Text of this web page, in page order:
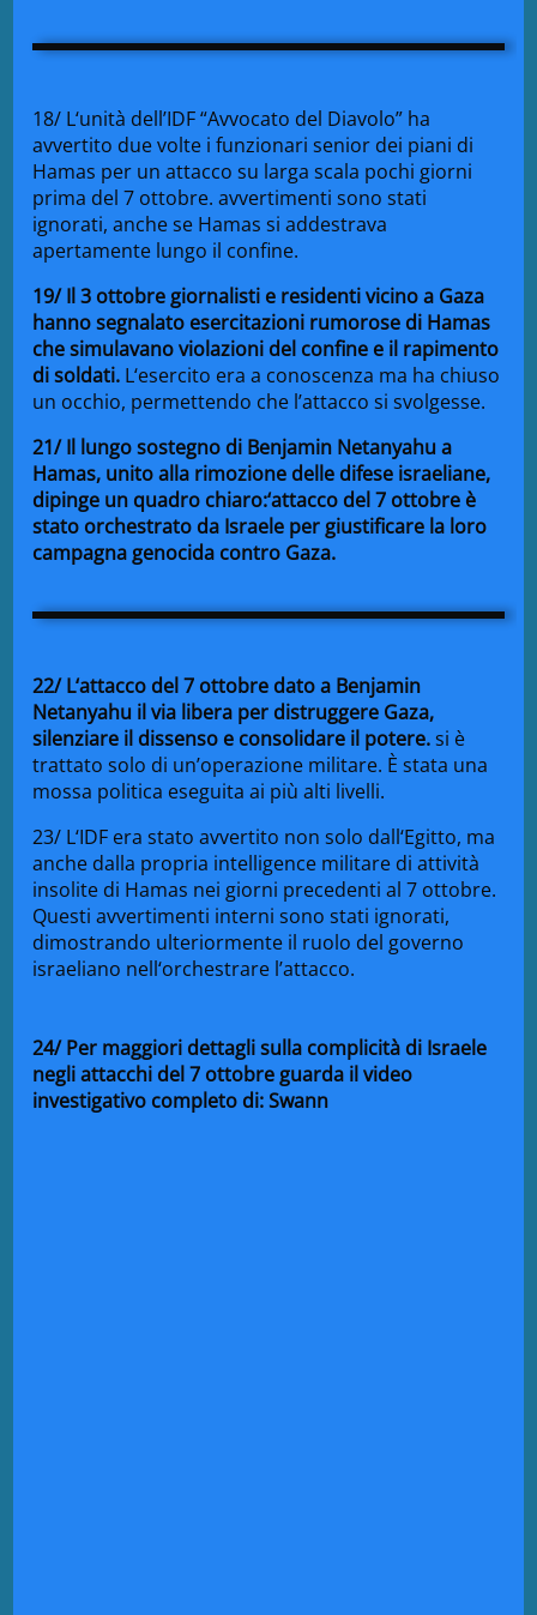
18/ L‘unità dell’IDF“Avvocato del Diavolo” ha
avvertito duevolte i funzionari senior dei piani di
Hamas per unattacco su larga scala pochi giorni
prima del7 ottobre.avvertimenti sono stati
ignorati, anche se Hamassiaddestrava
apertamente lungo il confine.
19/ Il3 ottobre giornalisti e residentivicino a Gaza
hanno segnalato esercitazioni rumorose di Hamas
chesimulavano violazioni del confine e il rapimento
disoldati. L‘esercito eraa conoscenza ma ha chiuso
un occhio, permettendo che l’attacco sisvolgesse.
21/ Il lungosostegno di Benjamin Netanyahu a
Hamas, unito alla rimozione delle difese israeliane,
dipinge un quadro chiaro:‘attacco del7 ottobre è
stato orchestrato da Israele per giustificare la loro
campagna genocida contro Gaza.
22/ L‘attacco del7 ottobre dato a Benjamin
Netanyahu il via libera per distruggere Gaza,
silenziare il dissenso e consolidare il potere.si è
trattato solo di un’operazione militare. Èstata una
mossa politica eseguita ai piùalti livelli.
23/ L‘IDF erastato avvertito non solo dall‘Egitto, ma
anche dalla propria intelligence militare diattività
insolite di Hamas nei giorni precedenti al7 ottobre.
Questiavvertimenti internisono stati ignorati,
dimostrando ulteriormente il ruolo del governo
israeliano nell‘orchestrare l’attacco.
24/ Per maggiori dettagli sulla complicità di Israele
negli attacchi del 7 ottobre guarda il video
investigativo completo di: Swann